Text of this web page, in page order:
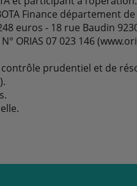
Finance département de
euros - 18 rue Baudin
ORIAS 07 023 146
prudentiel et de